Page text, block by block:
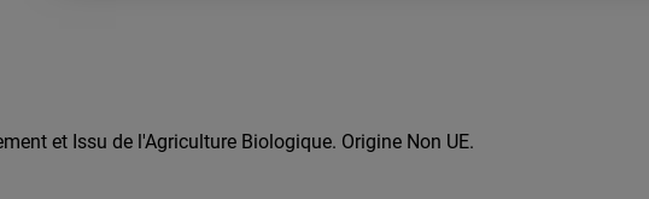
et Issu de l'Agriculture Biologique. Origine Non UE.